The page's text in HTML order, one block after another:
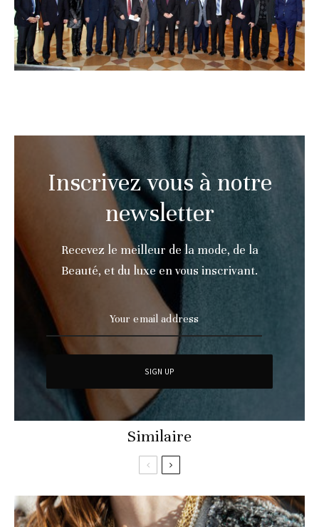
Inscrivez vous à notre
newsletter
Recevez le meilleur de la mode, de la
Beauté, et du luxe en vous inscrivant.
Similaire